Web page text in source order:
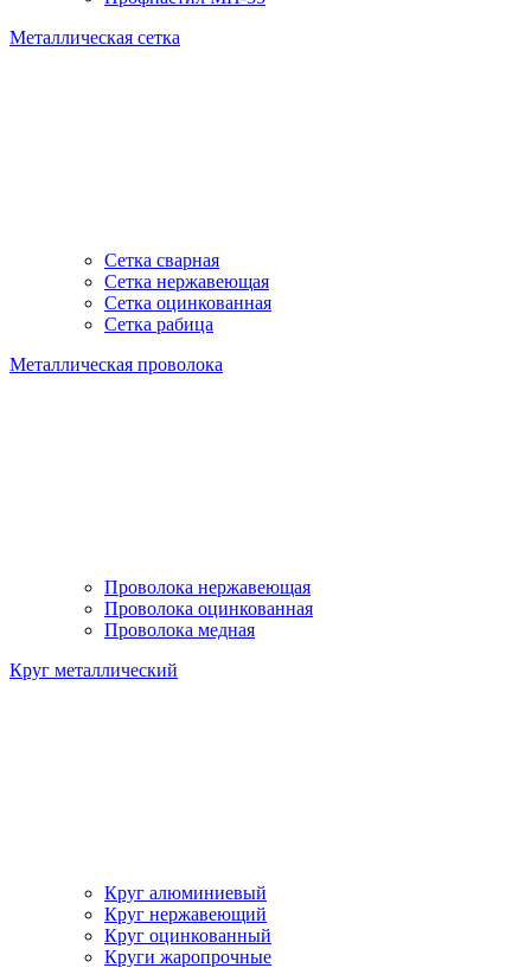
Металлическая сетка
Сетка сварная
Сетка нержавеющая
Сетка оцинкованная
Сетка рабица
Металлическая проволока
Проволока нержавеющая
Проволока оцинкованная
Проволока медная
Круг металлический
Круг алюминиевый
Круг нержавеющий
Круг оцинкованный
Круги жаропрочные